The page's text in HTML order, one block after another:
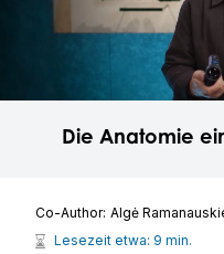
Die Anatomie
Co-Author: Algė
Lesezeit etwa: 9 min.